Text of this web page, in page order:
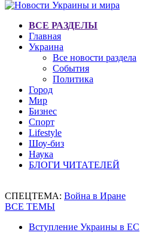
ВСЕ РАЗДЕЛЫ
Главная
Украина
Все новости раздела
События
Политика
Город
Мир
Бизнес
Спорт
Lifestyle
Шоу-биз
Наука
БЛОГИ ЧИТАТЕЛЕЙ
СПЕЦТЕМА: Война в Иране
ВСЕ ТЕМЫ
Вступление Украины в ЕС